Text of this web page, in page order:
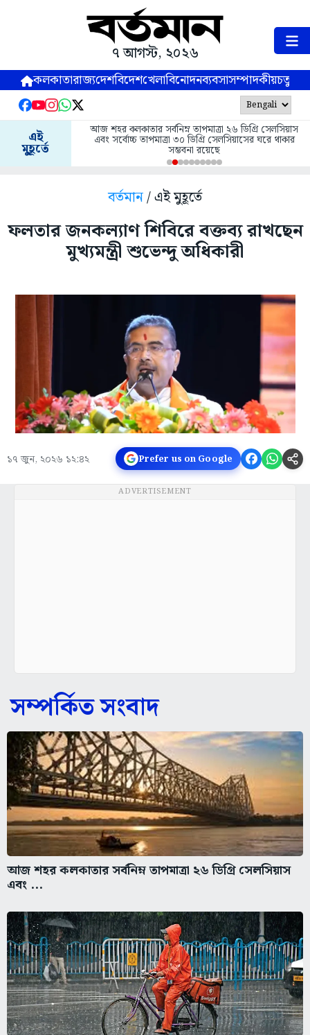
৭ আগস্ট, ২০২৬
কলকাতারাজ্যদেশবিদেশখেলাবিনোদনব্যবসাসম্পাদকীয়
এই
মুহূর্তে
আজ শহর কলকাতার সর্বনিম্ন তাপমাত্রা ২৬ ডিগ্রি সেলসিয়াস
এবং সর্বোচ্চ তাপমাত্রা ৩০ ডিগ্রি সেলসিয়াসের ঘরে থাকার
সম্ভবনা রয়েছে
বর্তমান/ এই মুহূর্তে
ফলতার জনকল্যাণ শিবিরে বক্তব্য রাখছেন
মুখ্যমন্ত্রী শুভেন্দু অধিকারী
১৭ জুন, ২০২৬ ১২:৪২ Prefer us on Google
ADVERTISEMENT
সম্পর্কিত সংবাদ
আজ শহর কলকাতার সর্বনিম্ন তাপমাত্রা ২৬ ডিগ্রি সেলসিয়াস
এবং ...